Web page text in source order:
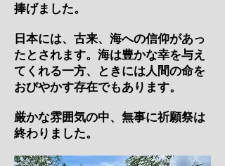
捧げました。
日本には、古来、海への信仰があっ
たとされます。海は豊かな幸を与え
てくれる一方、ときには人間の命を
おびやかす存在でもあります。
厳かな雰囲気の中、無事に祈願祭は
終わりました。